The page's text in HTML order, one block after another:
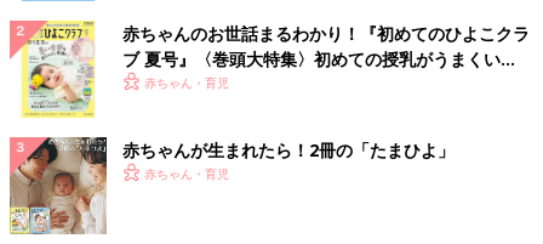
赤ちゃんのお世話まるわかり！『初めてのひよこクラ
ブ 夏号』〈巻頭大特集〉初めての授乳がうまくい
く！ おっぱい・ミルクの基本と夏のトラブル 解決テ
赤ちゃん・育児
赤ちゃんが生まれたら！2冊の「たまひよ」
赤ちゃん・育児